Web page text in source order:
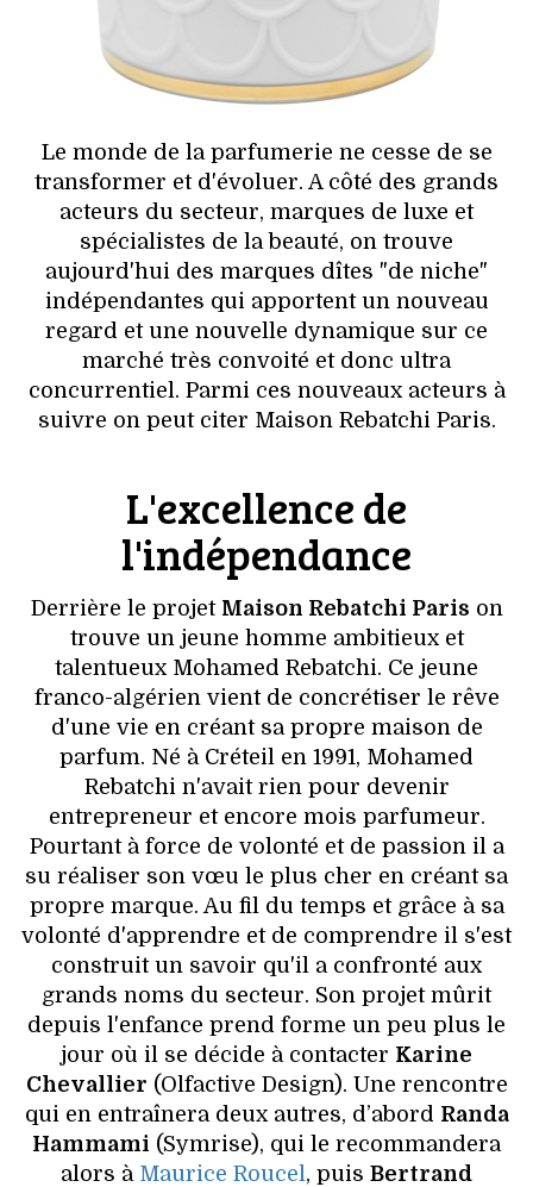
HISTOIRE DES MARQUES
VOYAGES & LOISIRS
Le monde de la parfumerie ne cesse de se
transformer et d'évoluer. A côté des grands
acteurs du secteur, marques de luxe et
spécialistes de la beauté, on trouve
aujourd'hui des marques dîtes "de niche"
indépendantes qui apportent un nouveau
regard et une nouvelle dynamique sur ce
marché très convoité et donc ultra
concurrentiel. Parmi ces nouveaux acteurs à
suivre on peut citer Maison Rebatchi Paris.
L'excellence de
l'indépendance
Derrière le projet Maison Rebatchi Paris on
trouve un jeune homme ambitieux et
talentueux Mohamed Rebatchi. Ce jeune
franco-algérien vient de concrétiser le rêve
d'une vie en créant sa propre maison de
parfum. Né à Créteil en 1991, Mohamed
Rebatchi n'avait rien pour devenir
entrepreneur et encore mois parfumeur.
Pourtant à force de volonté et de passion il a
su réaliser son vœu le plus cher en créant sa
propre marque. Au fil du temps et grâce à sa
volonté d'apprendre et de comprendre il s'est
construit un savoir qu'il a confronté aux
grands noms du secteur. Son projet mûrit
depuis l'enfance prend forme un peu plus le
jour où il se décide à contacter Karine
Chevallier (Olfactive Design). Une rencontre
qui en entraînera deux autres, d’abord Randa
Hammami (Symrise), qui le recommandera
alors à Maurice Roucel, puis Bertrand